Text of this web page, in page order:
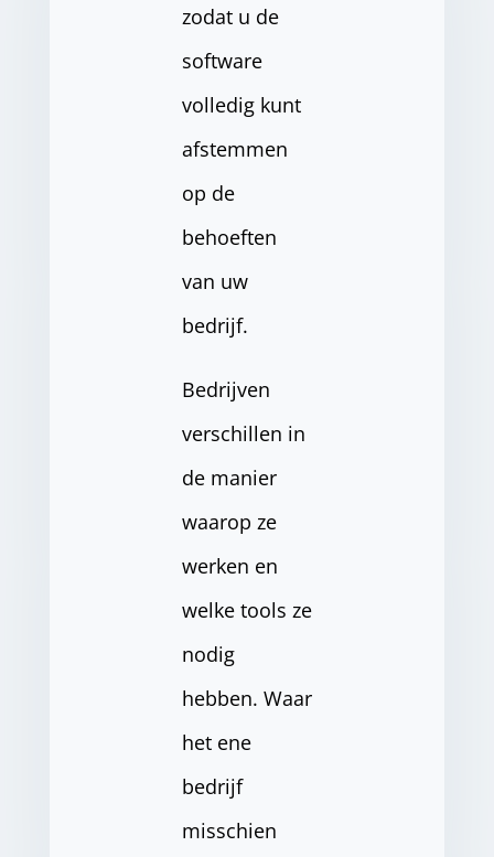
zodat u de
software
volledig kunt
afstemmen
op de
behoeften
van uw
bedrijf.
Bedrijven
verschillen in
de manier
waarop ze
werken en
welke tools ze
nodig
hebben. Waar
het ene
bedrijf
misschien